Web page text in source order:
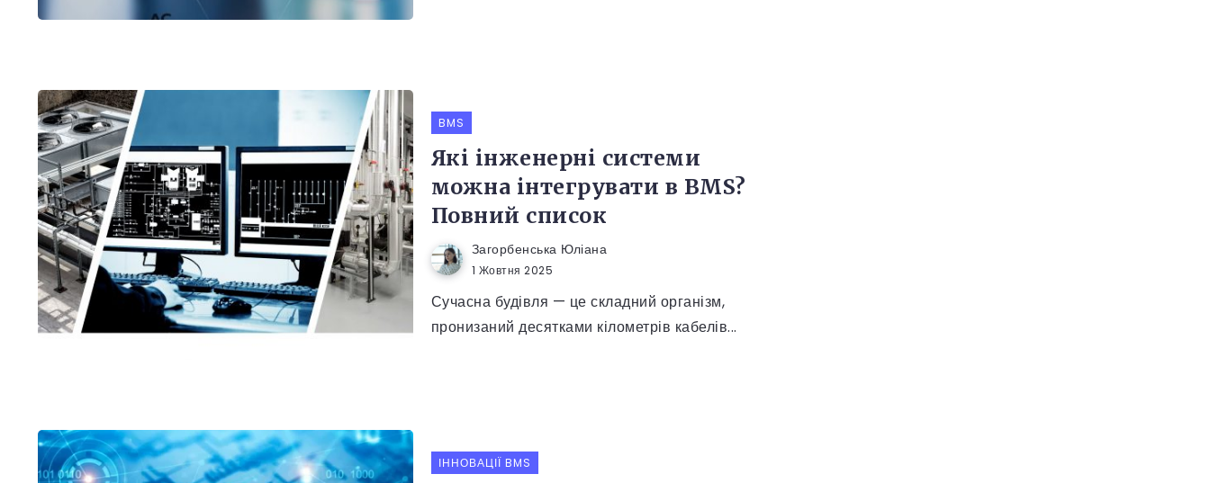
BMS
Які інженерні системи
можна інтегрувати в BMS?
Повний список
Загорбенська Юліана
1 Жовтня 2025
Сучасна будівля — це складний організм,
пронизаний десятками кілометрів кабелів...
ІННОВАЦІЇ BMS